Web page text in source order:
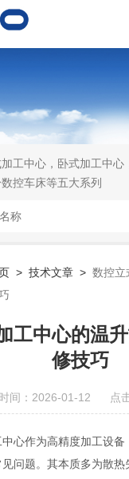
加工中心，卧式加工中
控车床等五大系列
>技术文章 >数控立
工中心的温
修技巧
间：2026-01-12 点
作为高精度加工设备
问题。其本质多为散